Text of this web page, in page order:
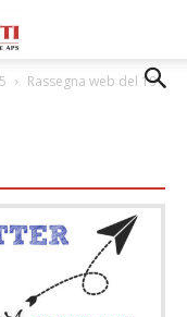
Rassegna web del 19